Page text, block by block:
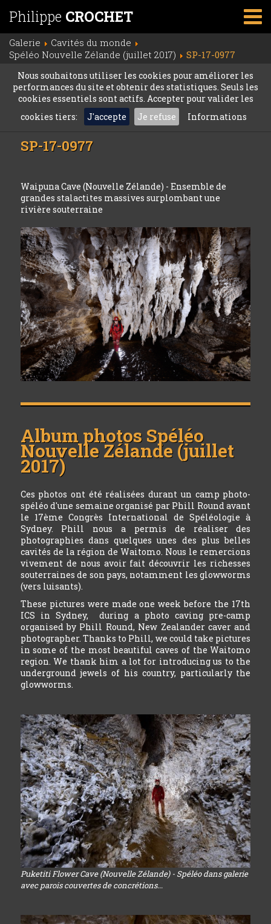
Philippe CROCHET
Galerie
Cavités du monde
Spéléo Nouvelle Zélande (juillet 2017)
SP-17-0977
Nous souhaitons utiliser les cookies pour améliorer les
performances du site et obtenir des statistiques. Seuls les
cookies essentiels sont actifs. Accepter pour valider les
cookies tiers:
J'accepte Je refuse Informations
SP-17-0977
Waipuna Cave (Nouvelle Zélande) - Ensemble de
grandes stalactites massives surplombant une
rivière souterraine
Album photos Spéléo
Nouvelle Zélande (juillet
2017)
Ces photos ont été réalisées durant un camp photo-
spéléo d'une semaine organisé par Phill Round avant
le 17ème Congrès International de Spéléologie à
Sydney. Phill nous a permis de réaliser des
photographies dans quelques unes des plus belles
cavités de la région de Waitomo. Nous le remercions
vivement de nous avoir fait découvrir les richesses
souterraines de son pays, notamment les glowworms
(vers luisants).
These pictures were made one week before the 17th
ICS in Sydney, during a photo caving pre-camp
organised by Phill Round, New Zealander caver and
photographer. Thanks to Phill, we could take pictures
in some of the most beautiful caves of the Waitomo
region. We thank him a lot for introducing us to the
underground jewels of his country, particularly the
glowworms.
Puketiti Flower Cave (Nouvelle Zélande) - Spéléo dans galerie
avec parois couvertes de concrétions...